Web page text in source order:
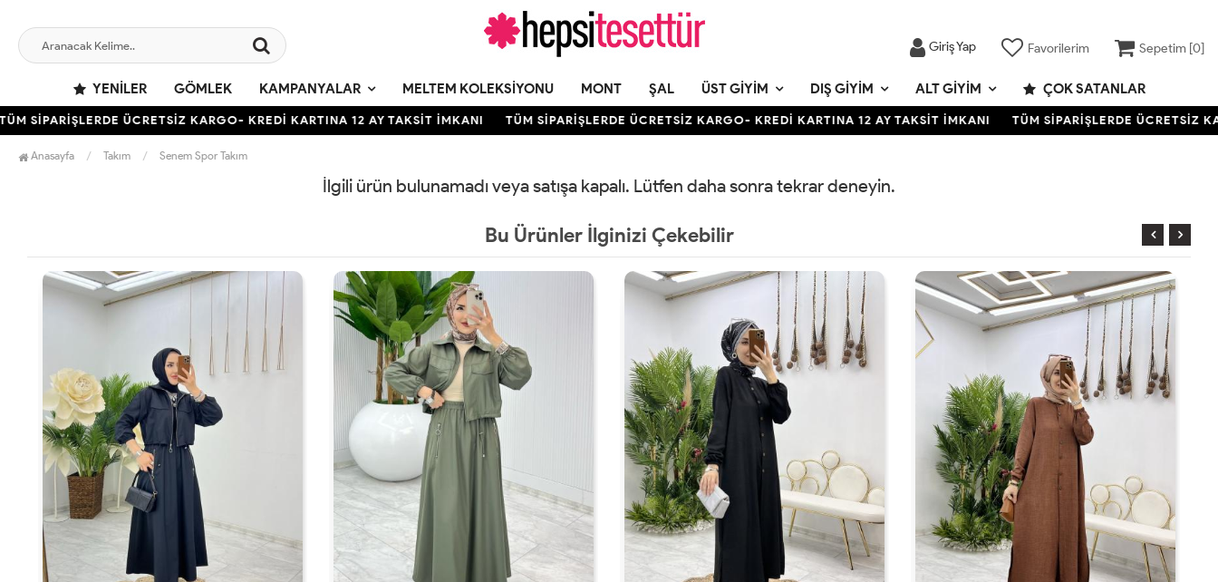
Giriş Yap Favorilerim Sepetim [0]
YENILER GÖMLEK KAMPANYALAR MELTEM KOLEKSIYONU MONT ŞAL ÜST GIYIM DIŞ GIYIM ALT GIYIM ÇOK SATANLAR
SİPARİŞLERDE ÜCRETSİZ KARGO- KREDİ KARTINA 12 AY TAKSİT İMKANI TÜM SİPARİŞLERDE ÜCRETSİZ KARGO- KREDİ KARTINA 12 AY TAKSİT İMKANI TÜM SİPARİŞLERDE ÜCRETSİZ
Anasayfa Takım Senem Spor Takım
İlgili ürün bulunamadı veya satışa kapalı. Lütfen daha sonra tekrar deneyin.
Bu Ürünler İlginizi Çekebilir